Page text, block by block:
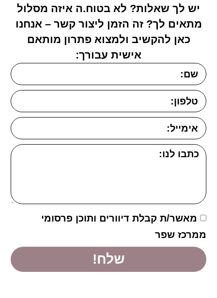
יש לך שאלות? לא בטוח.ה איזה מסלול
מתאים לך? זה הזמן ליצור קשר – אנחנו
כאן להקשיב ולמצוא פתרון מותאם
אישית עבורך:
מאשר/ת קבלת דיוורים ותוכן פרסומי
ממרכז שפר
שלח!